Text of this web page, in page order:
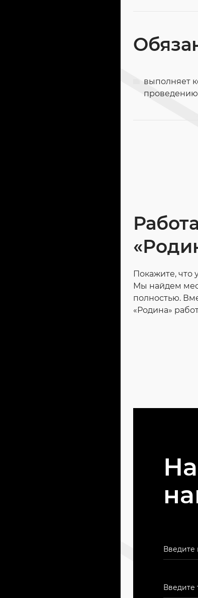
выполняет
проведению
Покажите, что
Мы найдем
полностью.
«Родина»